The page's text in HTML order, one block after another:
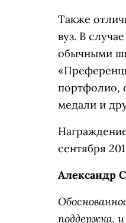
Также
вуз. В
обычными
портфолио,
медали и
сентября
Александр
поддержка,